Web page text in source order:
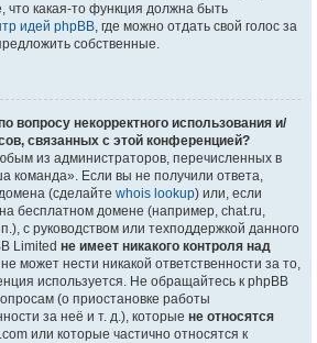
что какая-то функция должна быть
идей phpBB, где можно отдать свой голос за
собственные.
вопросу некорректного использования и/
связанных с этой конференцией?
из администраторов, перечисленных в
команда». Если вы не получили ответа,
(сделайте whois lookup) или, если
бесплатном домене (например, chat.ru,
с руководством или техподдержкой данного
Limited не имеет никакого контроля над
может нести никакой ответственности за то,
используется. Не обращайтесь к phpBB
(о приостановке работы
за неё и т. д.), которые не относятся
или которые частично относятся к